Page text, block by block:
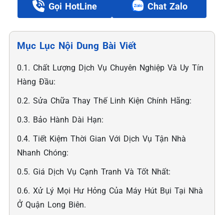
Gọi HotLine Chat Zalo
Mục Lục Nội Dung Bài Viết
0.1. Chất Lượng Dịch Vụ Chuyên Nghiệp Và Uy Tín
Hàng Đầu:
0.2. Sửa Chữa Thay Thế Linh Kiện Chính Hãng:
0.3. Bảo Hành Dài Hạn:
0.4. Tiết Kiệm Thời Gian Với Dịch Vụ Tận Nhà
Nhanh Chóng:
0.5. Giá Dịch Vụ Cạnh Tranh Và Tốt Nhất:
0.6. Xử Lý Mọi Hư Hỏng Của Máy Hút Bụi Tại Nhà
Ở Quận Long Biên.